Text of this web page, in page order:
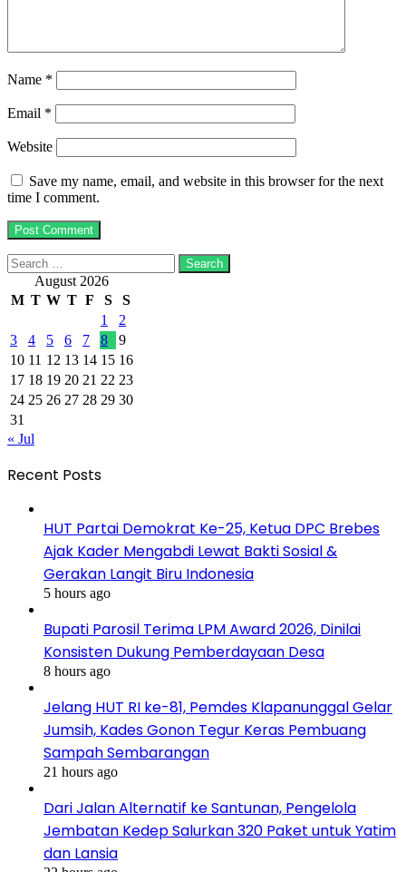
Name *
Email *
Website
Save my name, email, and website in this browser for the next
time I comment.
Search
for: August 2026
M T W T F S
S
1
2
3
4 5 6 7 8
9
10 11 12 13 14 15 16
17 18 19 20 21 22 23
24 25 26 27 28 29 30
31
« Jul
Recent Posts
HUT Partai Demokrat Ke-25, Ketua DPC Brebes
Ajak Kader Mengabdi Lewat Bakti Sosial &
Gerakan Langit Biru Indonesia
5 hours ago
Bupati Parosil Terima LPM Award 2026, Dinilai
Konsisten Dukung Pemberdayaan Desa
8 hours ago
Jelang HUT RI ke-81, Pemdes Klapanunggal Gelar
Jumsih, Kades Gonon Tegur Keras Pembuang
Sampah Sembarangan
21 hours ago
Dari Jalan Alternatif ke Santunan, Pengelola
Jembatan Kedep Salurkan 320 Paket untuk Yatim
dan Lansia